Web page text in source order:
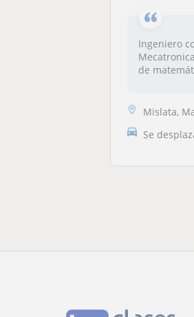
Ingeniero
de
Mislata, Manises,
Se